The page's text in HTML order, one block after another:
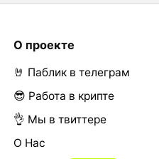
О проекте
🤘 Паблик в телеграм
😎 Работа в крипте
👌 Мы в твиттере
О Нас